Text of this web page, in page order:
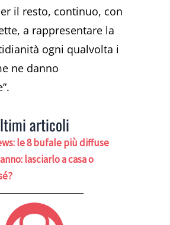
il resto, continuo, con
a rappresentare la
ogni qualvolta i
ne danno
articoli
le 8 bufale più diffuse
lasciarlo a casa o